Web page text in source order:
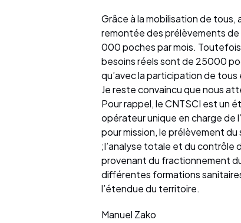
Grâce à la mobilisation de
remontée des prélèvements
000 poches par mois.
besoins réels sont de 25000
qu’avec la participation de
Je reste convaincu que nous
Pour rappel, le CNTSCI est un
opérateur unique en charge de
pour mission, le prélèvement
;l’analyse totale et du contrôle
provenant du fractionnement
différentes formations
l’étendue du territoire.
Manuel Zako